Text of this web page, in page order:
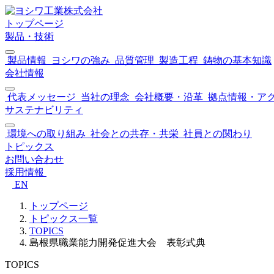
トップページ
製品・技術
製品情報 ヨシワの強み 品質管理 製造工程 鋳物の基本知識
会社情報
代表メッセージ 当社の理念 会社概要・沿革 拠点情報・ア
サステナビリティ
環境への取り組み 社会との共存・共栄 社員との関わり
トピックス
お問い合わせ
採用情報
EN
トップページ
トピックス一覧
TOPICS
島根県職業能力開発促進大会 表彰式典
TOPICS